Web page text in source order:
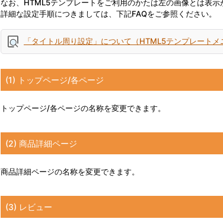
なお、HTML5テンプレートをご利用のかたは左の画像とは表示
詳細な設定手順につきましては、下記FAQをご参照ください。
「タイトル周り設定」について（HTML5テンプレートメ
(1) トップページ/各ページ
トップページ/各ページの名称を変更できます。
(2) 商品詳細ページ
商品詳細ページの名称を変更できます。
(3) レビュー